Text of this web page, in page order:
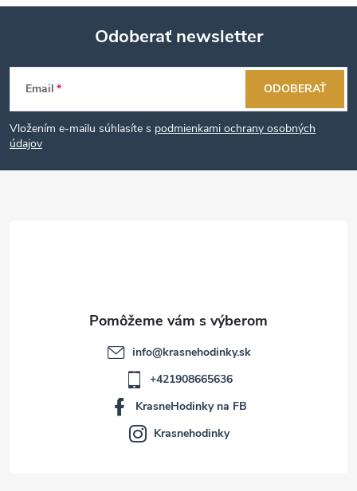
Z
á
p
Odoberať newsletter
Email
Vložením e-mailu súhlasíte s podmienkami ochrany osobných
údajov
ODOBERAŤ
info@krasnehodinky.sk
+421908665636
KrasneHodinky na FB
Krasnehodinky